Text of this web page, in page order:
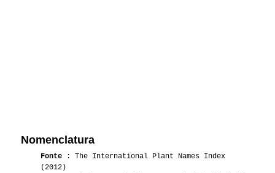
Nomenclatura
Fonte : The International Plant Names Index
(2012)